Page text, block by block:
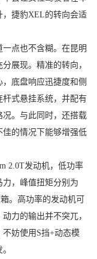
，捷豹XEL的转向会适
点也不含糊。在昆明
展现。精准的转向，
底盘响应迅捷度和侧
式悬挂系统，并配有
。与此同时，还搭载
佳的情况下能够增强低
2.0T发动机，低功率
力，峰值扭矩分别为
。高功率的发动机可
力的输出并不突兀，
妨使用S挡+动态模